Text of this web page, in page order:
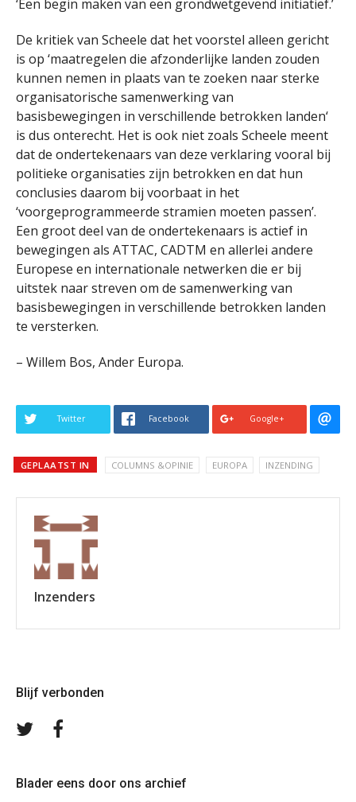
‘Een begin maken van een grondwetgevend initiatief.’
De kritiek van Scheele dat het voorstel alleen gericht
is op ‘maatregelen die afzonderlijke landen zouden
kunnen nemen in plaats van te zoeken naar sterke
organisatorische samenwerking van
basisbewegingen in verschillende betrokken landen‘
is dus onterecht. Het is ook niet zoals Scheele meent
dat de ondertekenaars van deze verklaring vooral bij
politieke organisaties zijn betrokken en dat hun
conclusies daarom bij voorbaat in het
‘voorgeprogrammeerde stramien moeten passen’.
Een groot deel van de ondertekenaars is actief in
bewegingen als ATTAC, CADTM en allerlei andere
Europese en internationale netwerken die er bij
uitstek naar streven om de samenwerking van
basisbewegingen in verschillende betrokken landen
te versterken.
– Willem Bos, Ander Europa.
Twitter Facebook Google+
GEPLAATST IN COLUMNS &OPINIE EUROPA INZENDING
Inzenders
Blijf verbonden
Volg
Blader eens door ons archief